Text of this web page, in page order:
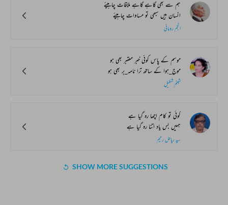
ہم سے بھی گاہے گاہے ملاقات چاہیئے
انسان ہیں سبھی تو مساوات چاہیئے
انجم رومانی
موسم کے پاس کوئی خبر معتبر بھی ہو
موج_ہوا کے ساتھ ترا نامہ_بر بھی ہو
شبنم شکیل
کوئی تو کام اچھا رہ گیا ہے
ہمیں بس یاد اتنا رہ گیا ہے
سید ریاض رحیم
SHOW MORE SUGGESTIONS